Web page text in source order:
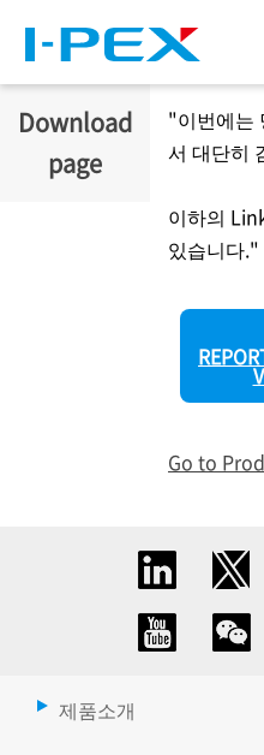
Download
page
"이번에는
서 대단히
이하의
있습니다."
Go to
제품소개